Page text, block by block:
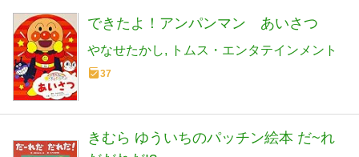
できたよ！アンパンマン あいさつ
やなせたかし トムス・エンタテインメント
37
きむら ゆういちのパッチン絵本 だ~れ